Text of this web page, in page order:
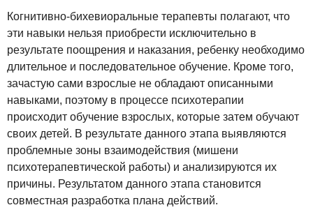
Когнитивно-бихевиоральные терапевты полагают, что
эти навыки нельзя приобрести исключительно в
результате поощрения и наказания, ребенку необходимо
длительное и последовательное обучение. Кроме того,
зачастую сами взрослые не обладают описанными
навыками, поэтому в процессе психотерапии
происходит обучение взрослых, которые затем обучают
своих детей. В результате данного этапа выявляются
проблемные зоны взаимодействия (мишени
психотерапевтической работы) и анализируются их
причины. Результатом данного этапа становится
совместная разработка плана действий.